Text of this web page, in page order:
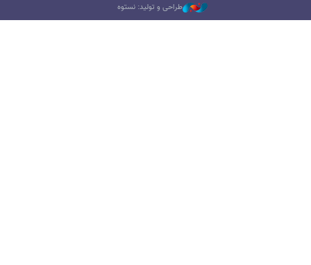
طراحی و تولید: نستوه